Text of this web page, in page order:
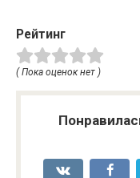
Рейтинг
( Пока оценок нет )